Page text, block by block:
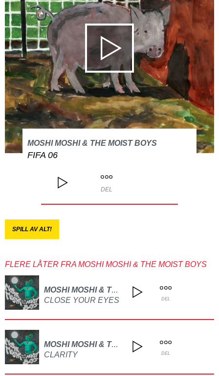
MOSHI MOSHI & THE MOIST BOYS
FIFA 06
DEL
SPILL AV ALT!
FLERE LÅTER FRA MOSHI MOSHI & THE MOIST BOYS
MOSHI MOSHI & THE MOIST BOYS
CLOSE YOUR EYES DEL
MOSHI MOSHI & THE MOIST BOYS
CLARITY DEL